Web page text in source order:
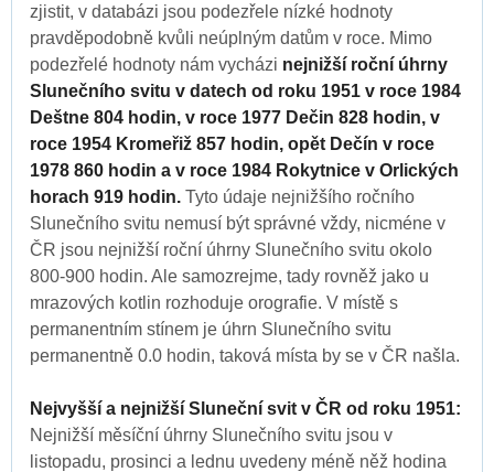
zjistit, v databázi jsou podezřele nízké hodnoty
pravděpodobně kvůli neúplným datům v roce. Mimo
podezřelé hodnoty nám vycházi nejnižší roční úhrny
Slunečního svitu v datech od roku 1951 v roce 1984
Deštne 804 hodin, v roce 1977 Dečin 828 hodin, v
roce 1954 Kromeřiž 857 hodin, opět Dečín v roce
1978 860 hodin a v roce 1984 Rokytnice v Orlických
horach 919 hodin. Tyto údaje nejnižšího ročního
Slunečního svitu nemusí být správné vždy, nicméne v
ČR jsou nejnižší roční úhrny Slunečního svitu okolo
800-900 hodin. Ale samozrejme, tady rovněž jako u
mrazových kotlin rozhoduje orografie. V místě s
permanentním stínem je úhrn Slunečního svitu
permanentně 0.0 hodin, taková místa by se v ČR našla.
Nejvyšší a nejnižší Sluneční svit v ČR od roku 1951:
Nejnižší měsíční úhrny Slunečního svitu jsou v
listopadu, prosinci a lednu uvedeny méně něž hodina